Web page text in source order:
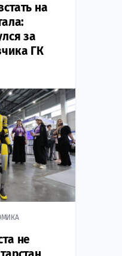
на
за
ГК
не